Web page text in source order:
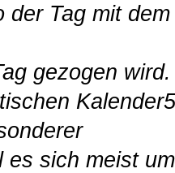
der Tag mit
gezogen wird.
es sich meist